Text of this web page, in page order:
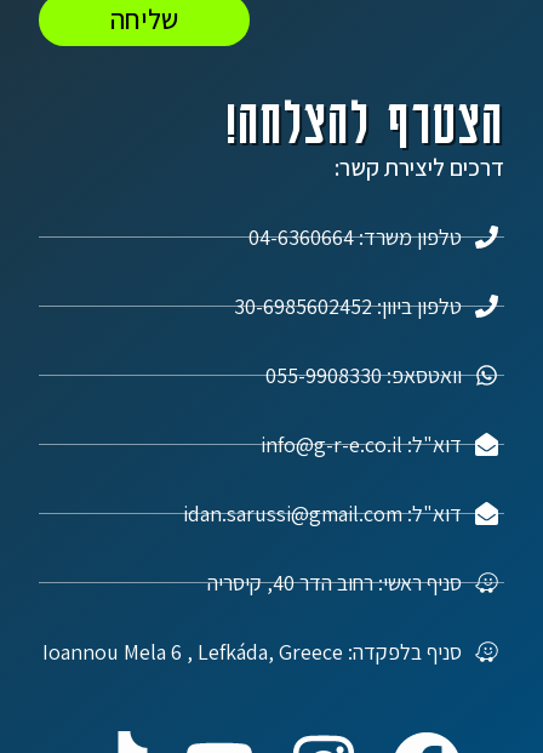
הצטרף להצלחה!
דרכים ליצירת קשר:
טלפון משרד: 04-6360664
טלפון ביוון: 30-6985602452
וואטסאפ: 055-9908330
דוא"ל: info@g-r-e.co.il
דוא"ל: idan.sarussi@gmail.com
סניף ראשי: רחוב הדר 40, קיסריה
סניף בלפקדה: Ioannou Mela 6 , Lefkáda, Greece
שליחה